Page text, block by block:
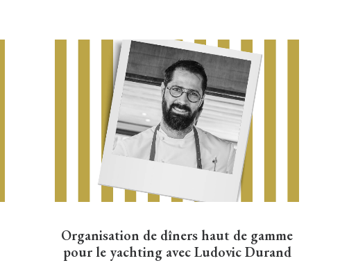
Organisation de dîners haut de gamme
pour le yachting avec Ludovic Durand